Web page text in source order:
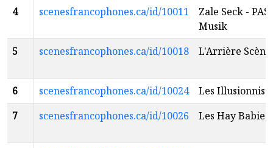
4
scenesfrancophones.ca/id/10011
Zale Seck -
Musik
5
scenesfrancophones.ca/id/10018 L'Arrière Scène
6 scenesfrancophones.ca/id/10024
Les
7
scenesfrancophones.ca/id/10026 Les Hay Babies